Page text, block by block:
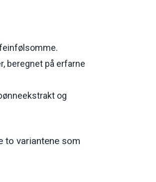
beregnet på erfarne
og
to variantene som